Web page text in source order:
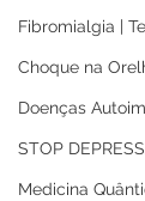
Fibromialgia |
Choque na
Doenças
STOP
Medicina